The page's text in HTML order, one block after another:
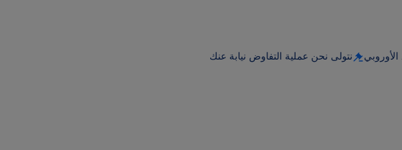
نتولى نحن عملية التفاوض نيابة عنك